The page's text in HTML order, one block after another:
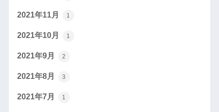
2021年11月 1
2021年10月 1
2021年9月 2
2021年8月 3
2021年7月 1